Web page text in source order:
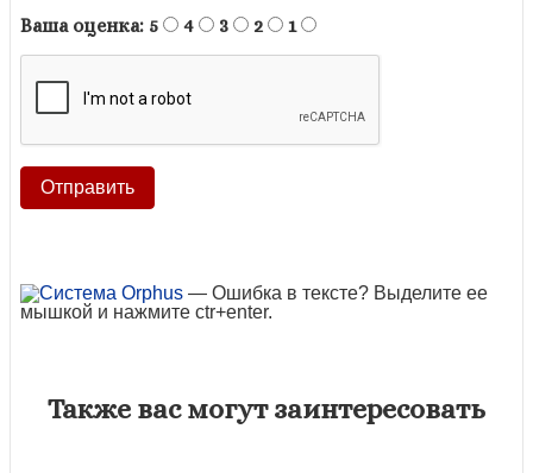
Ваша оценка: 5 4 3 2 1
— Ошибка в тексте? Выделите ее
мышкой и нажмите ctr+enter.
Также вас могут заинтересовать